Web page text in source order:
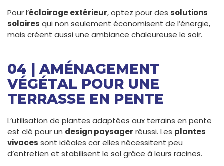
Pour l’éclairage extérieur, optez pour des solutions
solaires qui non seulement économisent de l’énergie,
mais créent aussi une ambiance chaleureuse le soir.
04 | AMÉNAGEMENT
VÉGÉTAL POUR UNE
TERRASSE EN PENTE
L’utilisation de plantes adaptées aux terrains en pente
est clé pour un design paysager réussi. Les plantes
vivaces sont idéales car elles nécessitent peu
d’entretien et stabilisent le sol grâce à leurs racines.